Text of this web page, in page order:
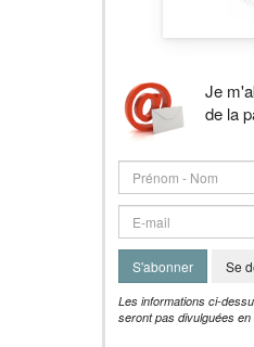
Je
de la
S'abonner Se
Les informations ci-
seront pas divulguées